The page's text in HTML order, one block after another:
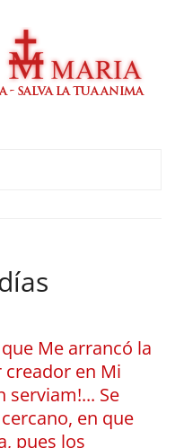
Me arrancó la
creador en Mi
serviam!... Se
en que
pues los